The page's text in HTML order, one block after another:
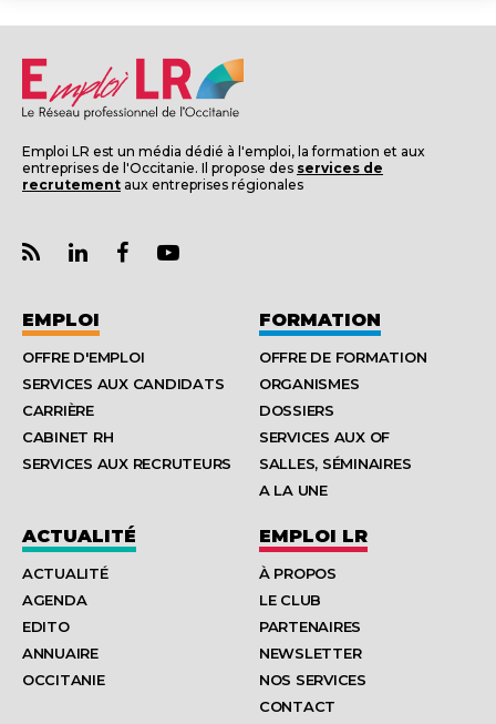
Emploi LR est un média dédié à l'emploi, la formation et aux
entreprises de l'Occitanie. Il propose des services de
recrutement aux entreprises régionales
EMPLOI
OFFRE D'EMPLOI
SERVICES AUX CANDIDATS
CARRIÈRE
CABINET RH
SERVICES AUX RECRUTEURS
FORMATION
OFFRE DE FORMATION
ORGANISMES
DOSSIERS
SERVICES AUX OF
SALLES, SÉMINAIRES
A LA UNE
ACTUALITÉ
ACTUALITÉ
AGENDA
EDITO
ANNUAIRE
OCCITANIE
EMPLOI LR
À PROPOS
LE CLUB
PARTENAIRES
NEWSLETTER
NOS SERVICES
CONTACT